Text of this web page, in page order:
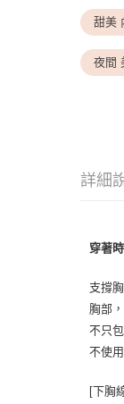
甜美
夜間
詳細
穿著
支撐
胸部
不只
不使
[下胸